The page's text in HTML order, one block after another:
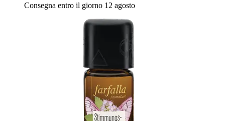
Consegna entro il giorno 12 agosto